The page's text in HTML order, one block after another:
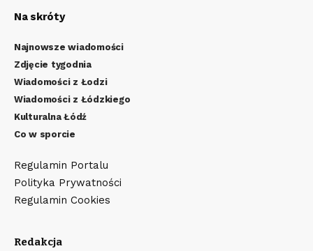
Na skróty
Najnowsze wiadomości
Zdjęcie tygodnia
Wiadomości z Łodzi
Wiadomości z Łódzkiego
Kulturalna Łódź
Co w sporcie
Regulamin Portalu
Polityka Prywatności
Regulamin Cookies
Redakcja